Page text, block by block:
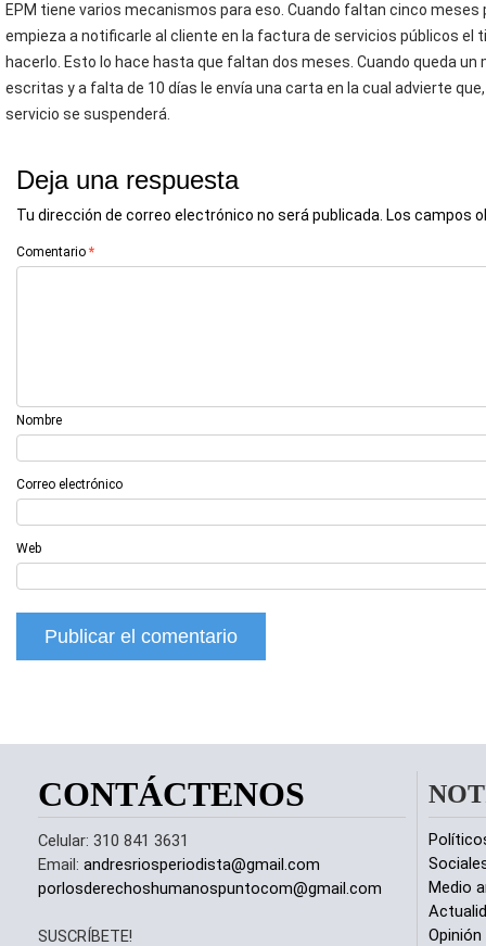
EPM tiene varios mecanismos para eso. Cuando faltan cinco meses
empieza a notificarle al cliente en la factura de servicios públicos el
hacerlo. Esto lo hace hasta que faltan dos meses. Cuando queda un
escritas y a falta de 10 días le envía una carta en la cual advierte
servicio se suspenderá.
Deja una respuesta
Tu dirección de correo electrónico no será publicada. Los campos
Comentario *
Nombre
Correo electrónico
Web
CONTÁCTENOS
Celular: 310 841 3631
Email: andresriosperiodista@gmail.com
porlosderechoshumanospuntocom@gmail.com
SUSCRÍBETE!
Medio
Opinión